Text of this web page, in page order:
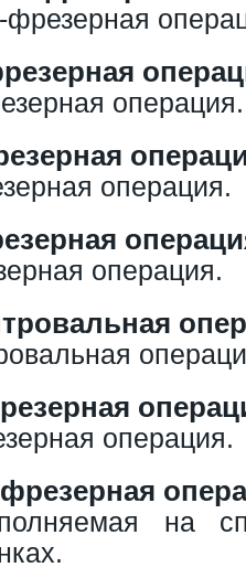
фрезерная
операция.
операция.
операция.
операция.
на